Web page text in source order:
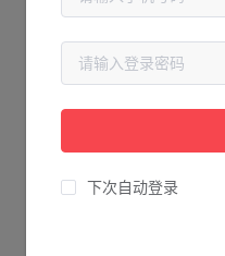
下次自动登录